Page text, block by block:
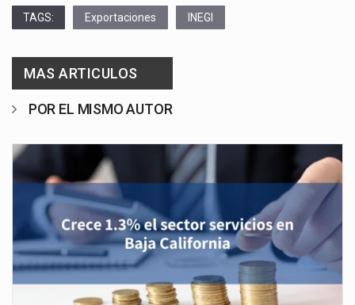
TAGS: Exportaciones INEGI
MAS ARTICULOS
POR EL MISMO AUTOR